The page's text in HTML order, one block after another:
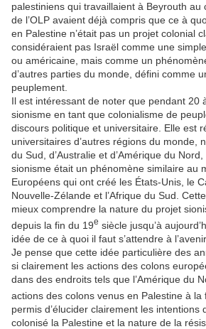
palestiniens qui travaillaient à Beyrouth au
de l’OLP avaient déjà compris que ce à
en Palestine n’était pas un projet colonial
considéraient pas Israël comme une
ou américaine, mais comme un
d’autres parties du monde, défini comme
peuplement.
Il est intéressant de noter que pendant 20
sionisme en tant que colonialisme de
discours politique et universitaire. Elle est
universitaires d’autres régions du monde,
du Sud, d’Australie et d’Amérique du
sionisme était un phénomène similaire au
Européens qui ont créé les États-Unis, le
Nouvelle-Zélande et l’Afrique du Sud.
mieux comprendre la nature du projet
depuis la fin du 19e siècle jusqu’à
idée de ce à quoi il faut s’attendre à l’avenir.
Je pense que cette idée particulière des
si clairement les actions des colons
dans des endroits tels que l’Amérique du
actions des colons venus en Palestine à la
permis d’élucider clairement les intentions
colonisé la Palestine et la nature de la